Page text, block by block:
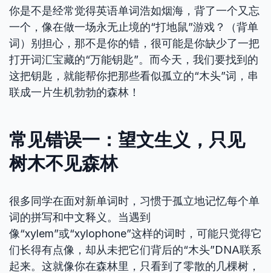
你是不是经常觉得英语单词浩如烟海，背了一个又忘
一个，像在做一场永无止境的“打地鼠”游戏？（背单
词）别担心，那不是你的错，很可能是你缺少了一把
打开词汇宝藏的“万能钥匙”。而今天，我们要找到的
这把钥匙，就能帮你把那些看似孤立的“木头”词，串
联成一片生机勃勃的森林！
常见错误一：望文生义，只见
树木不见森林
很多同学在面对新单词时，习惯于孤立地记忆每个单
词的拼写和中文释义。当遇到
像“xylem”或“xylophone”这样的词时，可能只觉得它
们长得有点像，却从未把它们背后的“木头”DNA联系
起来。这就像你在森林里，只看到了零散的几棵树，